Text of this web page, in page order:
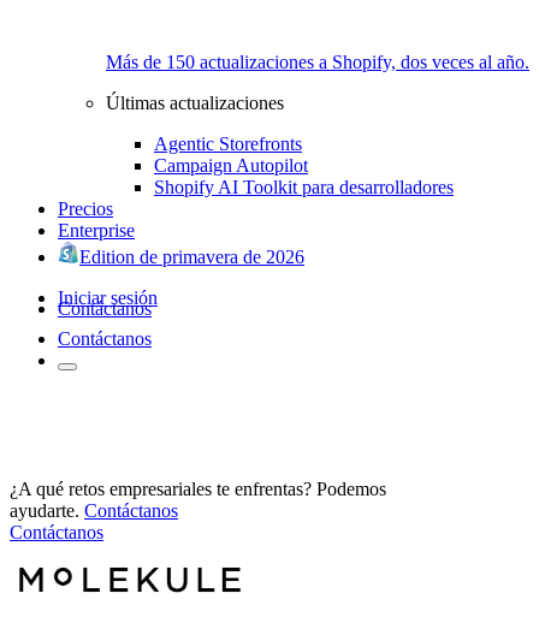
Más de 150 actualizaciones a Shopify, dos veces al año.
Últimas actualizaciones
Agentic Storefronts
Campaign Autopilot
Shopify AI Toolkit para desarrolladores
Precios
Enterprise
Edition de primavera de 2026
Iniciar sesión
Contáctanos
Contáctanos
¿A qué retos empresariales te enfrentas? Podemos
ayudarte. Contáctanos
Contáctanos